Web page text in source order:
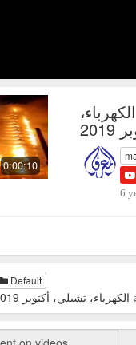
0:00:10
6
Default
تشيلي، أكتوبر 2019